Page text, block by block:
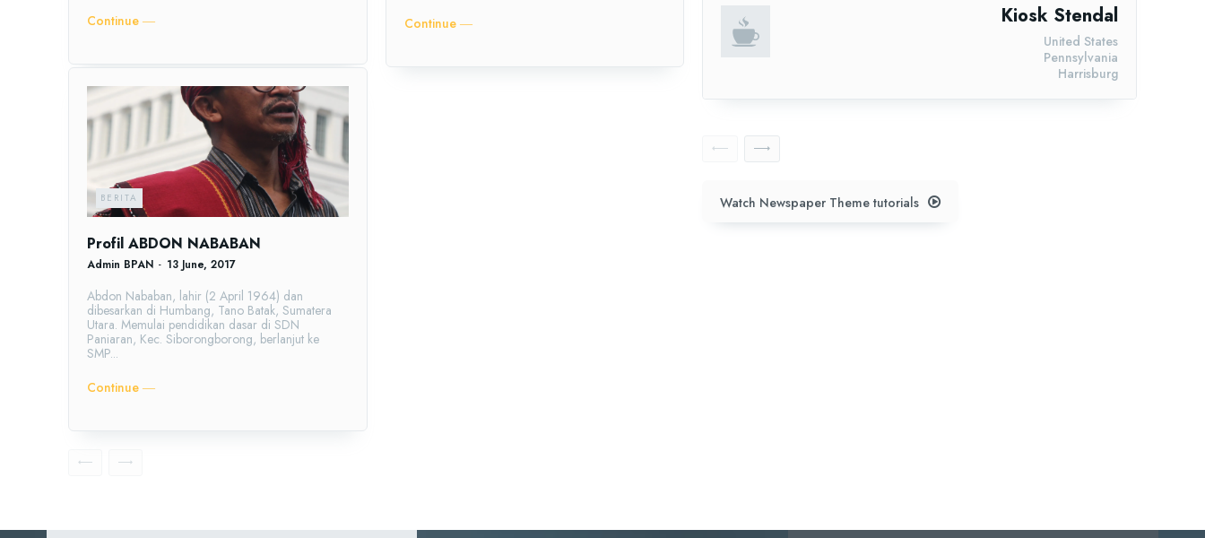
Continue ―
Continue ―
BERITA
Profil ABDON NABABAN
Admin BPAN - 13 June, 2017
Abdon Nababan, lahir (2 April 1964) dan
dibesarkan di Humbang, Tano Batak, Sumatera
Utara. Memulai pendidikan dasar di SDN
Paniaran, Kec. Siborongborong, berlanjut ke
SMP...
Continue ―
Kiosk Stendal
Harrisburg
Pennsylvania
United States
Watch Newspaper Theme tutorials